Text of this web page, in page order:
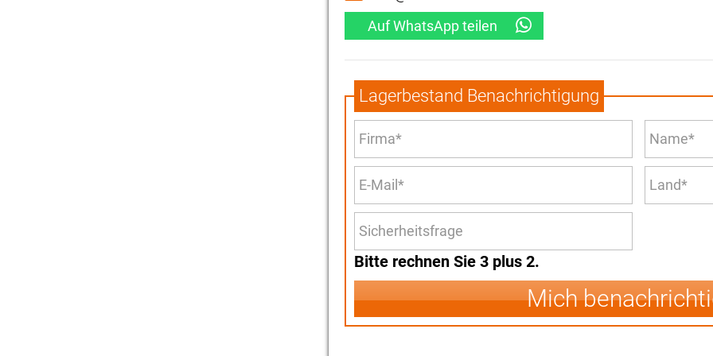
Auf WhatsApp teilen
Lagerbestand Benachrichtigung
Bitte rechnen Sie 3 plus 2.
Mich